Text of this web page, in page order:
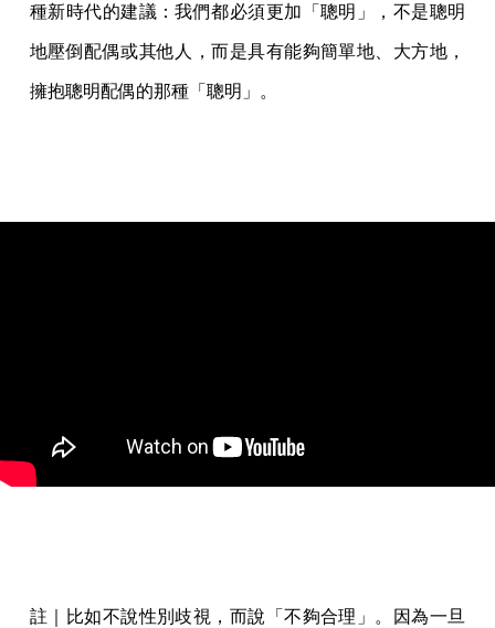
種新時代的建議：我們都必須更加「聰明」，不是聰明
地壓倒配偶或其他人，而是具有能夠簡單地、大方地，
擁抱聰明配偶的那種「聰明」。
註｜比如不說性別歧視，而說「不夠合理」。因為一旦